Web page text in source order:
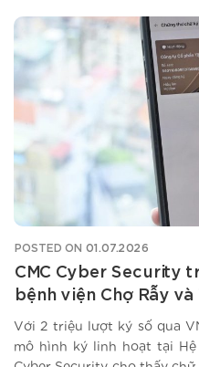
POSTED ON 01.07.2026
CMC Cyber Security
bệnh viện Chợ Rẫy và
Với 2 triệu lượt ký số qua
mô hình ký linh hoạt tại Hệ